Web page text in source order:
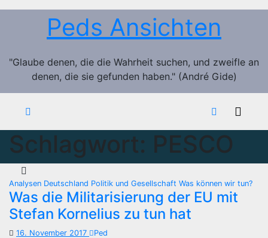
Zum
Peds Ansichten
"Glaube denen, die die Wahrheit suchen, und zweifle an
denen, die sie gefunden haben." (André Gide)
Schlagwort: PESCO
Analysen Deutschland Politik und Gesellschaft Was können wir tun?
Was die Militarisierung der EU mit
Stefan Kornelius zu tun hat
16. November 2017
Ped